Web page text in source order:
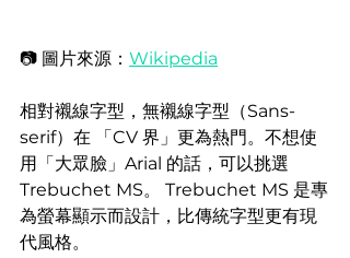
📷 圖片來源： Wikipedia
相對襯線字型，無襯線字型（Sans-
serif）在 「CV 界」更為熱門。不想使
用「大眾臉」Arial 的話，可以挑選
Trebuchet MS。 Trebuchet MS 是專
為螢幕顯示而設計，比傳統字型更有現
代風格。